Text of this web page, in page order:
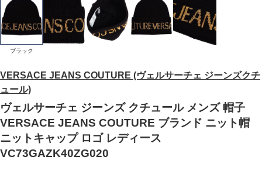
VERSACE JEANS COUTURE (ヴェルサーチェ ジーンズクチ
ュール)
ヴェルサーチェ ジーンズ クチュール メンズ 帽子
VERSACE JEANS COUTURE ブランド ニット帽
ニットキャップ ロゴ レディース
VC73GAZK40ZG020
ブラック